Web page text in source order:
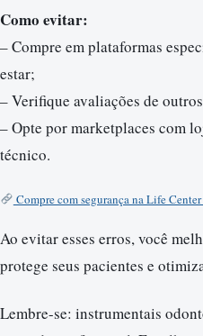
Como evitar:
– Compre em plataformas
estar;
– Verifique avaliações de
– Opte por marketplaces com
técnico.
Compre com segurança na Life
Ao evitar esses erros, você
protege seus pacientes e
Lembre-se: instrumentais